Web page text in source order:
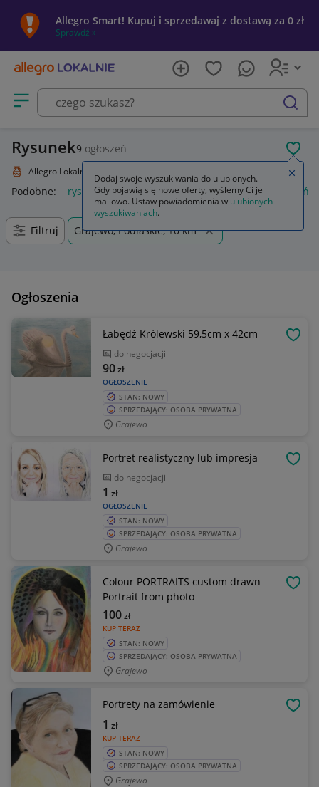
Allegro Smart! Kupuj i sprzedawaj z dostawą za 0 zł
Sprawdź »
Otwórz menu z kategoriami
szukaj
Rysunek9 ogłoszeń
Allegro Lokalnie
Podobne: rysunek rysunek techniczny maszynowy
Filtruj Grajewo, Podlaskie, +0 km
Ogłoszenia
Łabędź Królewski 59,5cm x 42cm
do negocjacji
OGŁOSZENIE
90zł
STAN: NOWY
SPRZEDAJĄCY: OSOBA PRYWATNA
Grajewo
Portret realistyczny lub impresja
do negocjacji
OGŁOSZENIE
1 zł
STAN: NOWY
SPRZEDAJĄCY: OSOBA PRYWATNA
Grajewo
Colour PORTRAITS custom drawn
Portrait from photo
KUP TERAZ
100zł
STAN: NOWY
SPRZEDAJĄCY: OSOBA PRYWATNA
Grajewo
Portrety na zamówienie
KUP TERAZ
1 zł
STAN: NOWY
SPRZEDAJĄCY: OSOBA PRYWATNA
Grajewo
Dodaj swoje wyszukiwania do ulubionych.
Gdy pojawią się nowe oferty, wyślemy Ci je
mailowo. Ustaw powiadomienia w ulubionych
wyszukiwaniach.